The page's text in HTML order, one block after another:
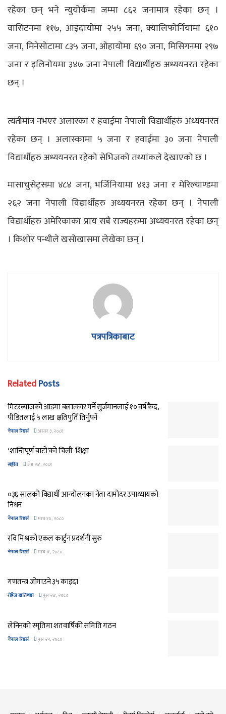
रहेका छन् भने न्युयोर्कमा जम्मा ८६२ जनामात्र रहेका छन् ।
वासिंटनमा ११७, आइदायोमा २५५ जना, क्यालिफोर्नियामा ६१०
जना, मिनेसोटामा ८३५ जना, ओहायोमा ६९० जना, मिसिगनमा २९७
जना र इलिनोयमा ३४७ जना नेपाली विद्यार्थीहरु अध्ययनरत रहेका
छन् ।
त्यतीमात्र नभएर अलास्का र हवाईमा नेपाली विद्यार्थीहरु अध्ययनरत
रहेका छन् । अलास्कामा ५ जना र हवाईमा ३० जना नेपाली
विद्यार्थीहरु अध्ययनरत रहेको सेभिजको तथ्यांकले देखाएको छ ।
मासाचुसेट्समा ४८४ जना, भर्जिनियामा ४१३ जना र मेरिल्याण्डमा
२६२ जना नेपाली विद्यार्थीहरु अध्ययनरत रहेका छन् । नेपाली
विद्यार्थीहरु अमेरिकाका प्राय सबै राज्यहरुमा अध्ययनरत रहेका छन्
। किशाेर पन्थीले खसोखासमा लेखेका छन् ।
पत्रपत्रिकाबाट
RelatedPosts
मिटरब्याजको आडमा बलात्कार गर्ने सुर्जमानलाई १० वर्ष कैद,
पीडितलाई ५ लाख क्षतिपुर्ति तिर्नुपर्ने
नेपाल रिडर्स असार ३, २०८१
‘शान्तिपूर्ण बाटो’को चिली-शिक्षा
सङ्गीत जेष्ठ २४, २०८१
०३६ सालको विद्यार्थी आन्दोलनका नेता दामोदर उपाध्यायको
निधन
नेपाल रिडर्स माघ १०, २०८०
रवि मिश्रको एकल कार्टुन प्रदर्शनी सुरु
नेपाल रिडर्स माघ ४, २०८०
गणतन्त्र जोगाउने ३५ काइदा
रोहेज खतिवडा पुस २४, २०८०
लेनिनको स्मृतिमा शतवार्षिकी समिति गठन
नेपाल रिडर्स पुस २२, २०८०